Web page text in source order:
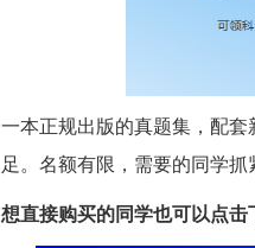
一本正规出版的真题集，配
足。名额有限，需要的同学抓
想直接购买的同学也可以点击